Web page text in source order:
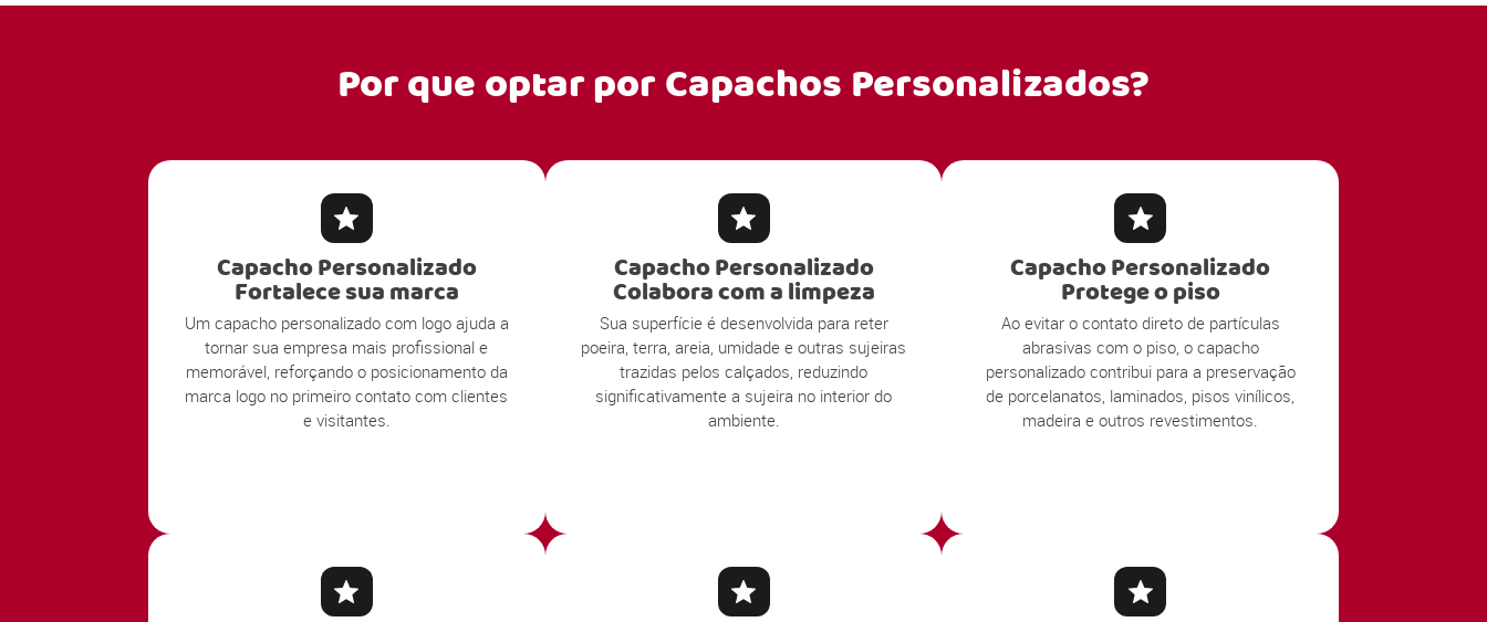
Por que optar porCapachos Personalizados?
Capacho Personalizado
Fortalece sua marca
Um capacho personalizado com logo ajuda a
tornar sua empresa mais profissional e
memorável, reforçando o posicionamento da
marca logo no primeiro contato com clientes
e visitantes.
Capacho Personalizado
Colabora com a limpeza
Sua superfície é desenvolvida para reter
poeira, terra, areia, umidade e outras sujeiras
trazidas pelos calçados, reduzindo
significativamente a sujeira no interior do
ambiente.
Capacho Personalizado
Protege o piso
Ao evitar o contato direto de partículas
abrasivas com o piso, o capacho
personalizado contribui para a preservação
de porcelanatos, laminados, pisos vinílicos,
madeira e outros revestimentos.